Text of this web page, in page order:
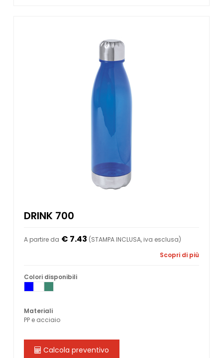
DRINK 700
A partire da € 7.43 (STAMPA INCLUSA, iva esclusa)
Scopri di più
Colori disponibili
Materiali
PP e acciaio
Calcola preventivo